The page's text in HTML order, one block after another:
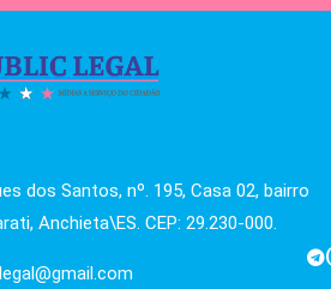
dos Santos, nº. 195, Casa 02, bairro
Anchieta\ES. CEP: 29.230-000.